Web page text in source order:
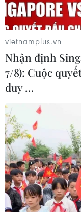
Mỹ tiếp tục
bán ma túy
25/04/2026 08:05
vietnamplus.vn
Nhận định
7/8): Cuộc
duy …